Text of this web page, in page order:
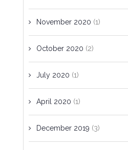
November 2020 (1)
October 2020 (2)
July 2020 (1)
April 2020 (1)
December 2019 (3)